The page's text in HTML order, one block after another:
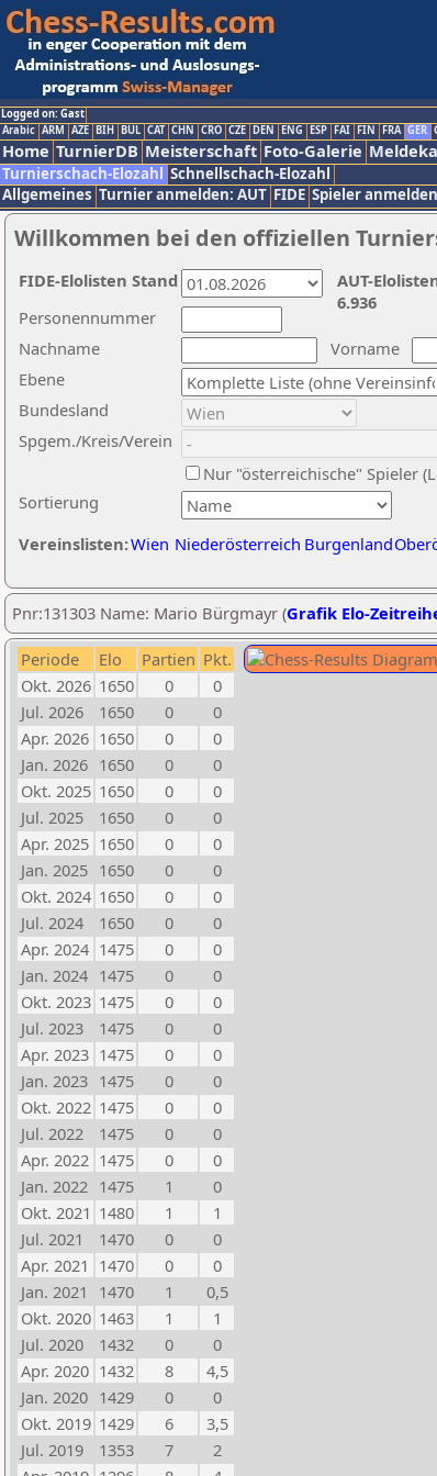
Logged on: Gast
Arabic ARM AZE BIH BUL CAT CHN CRO CZE DEN ENG ESP FAI FIN FRA GER
Home TurnierDB Meisterschaft Foto-Galerie
Turnierschach-Elozahl Schnellschach-Elozahl
Allgemeines Turnier anmelden: AUT FIDE Spieler anmelden
Willkommen bei den offiziellen
Nachname
Vorname
Ebene
Sortierung
Personennummer
Bundesland
Spgem./Kreis/Verein
Nur "österreichische" Spieler
Vereinslisten:Wien Niederösterreich Burgenland
AUT-
6.936
FIDE-Elolisten Stand
Pnr:131303 Name: Mario Bürgmayr (Grafik Elo-
Periode Elo Partien Pkt.
Okt. 2026 1650 0
0
Jul. 2026
1650 0
0
Apr. 2026 1650 0
0
Jan. 2026 1650 0
0
Okt. 2025 1650 0
0
Jul. 2025
1650 0
0
Apr. 2025 1650 0
0
Jan. 2025 1650 0
0
Okt. 2024 1650 0
0
Jul. 2024
1650 0
0
Apr. 2024 1475 0
0
Jan. 2024 1475 0
0
Okt. 2023 1475 0
0
Jul. 2023
1475 0
0
Apr. 2023 1475 0
0
Jan. 2023 1475 0
0
Okt. 2022 1475 0
0
Jul. 2022
1475 0
0
Apr. 2022 1475 0
0
Jan. 2022 1475 1
0
Okt. 2021 1480 1
1
Jul. 2021
1470 0
0
Apr. 2021 1470 0
0
Jan. 2021
1470 1
0,5
Okt. 2020 1463 1
1
Jul. 2020
1432 0
0
Apr. 2020 1432 8
4,5
Jan. 2020 1429 0
0
Okt. 2019 1429 6
3,5
Jul. 2019
1353 7
2